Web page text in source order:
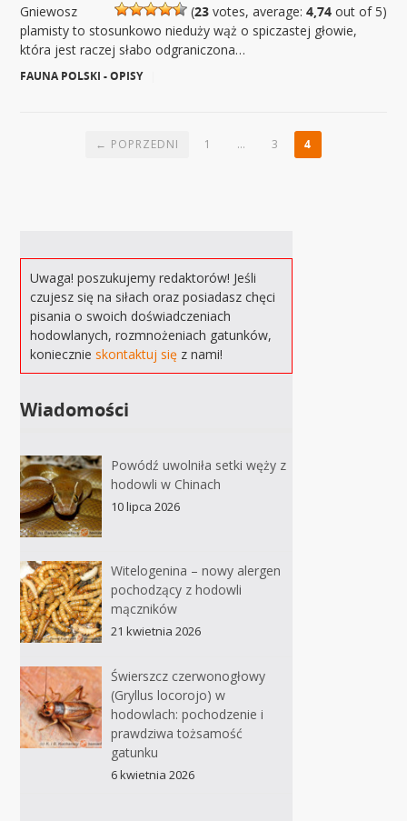
(23votes, average: 4,74out of 5)
Gniewosz
plamisty to stosunkowo nieduży wąż o spiczastej głowie,
która jest raczej słabo odgraniczona…
FAUNA POLSKI - OPISY
← POPRZEDNI 1 … 3 4
Uwaga! poszukujemy redaktorów! Jeśli
czujesz się na siłach oraz posiadasz chęci
pisania o swoich doświadczeniach
hodowlanych, rozmnożeniach gatunków,
koniecznieskontaktuj się z nami!
Wiadomości
Powódź uwolniła setki węży z
hodowli w Chinach
10 lipca 2026
Witelogenina – nowy alergen
pochodzący z hodowli
mączników
21 kwietnia 2026
Świerszcz czerwonogłowy
(Gryllus locorojo) w
hodowlach: pochodzenie i
prawdziwa tożsamość
gatunku
6 kwietnia 2026